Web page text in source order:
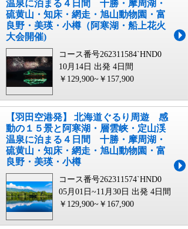
温泉に泊まる４日間 十勝・摩周湖・
硫黄山・知床・網走・旭山動物園・富
良野・美瑛・小樽（阿寒湖・船上花火
大会開催)
コース番号262311584`HND0
10月14日 出発 4日間
￥129,900~￥157,900
【羽田空港発】 北海道ぐるり周遊 感
動の１５景と阿寒湖・層雲峡・定山渓
温泉に泊まる４日間 十勝・摩周湖・
硫黄山・知床・網走・旭山動物園・富
良野・美瑛・小樽
コース番号262311574`HND0
05月01日~11月30日 出発 4日間
￥129,900~￥167,900